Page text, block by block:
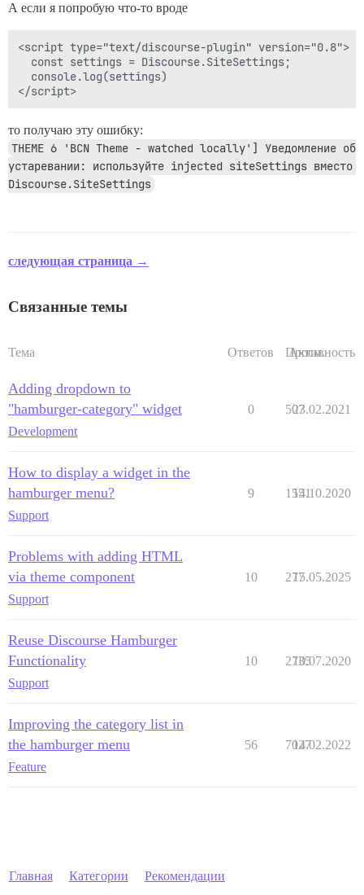
А если я попробую что-то вроде
<script type="text/discourse-plugin" version="0.8">
  const settings = Discourse.SiteSettings;
  console.log(settings)
то получаю эту ошибку:
THEME 6 'BCN Theme - watched locally'] Уведомление об
устаревании: используйте injected siteSettings вместо
Discourse.SiteSettings
следующая страница →
Связанные темы
Тема Ответов Просм.
Активность
Adding dropdown to
"hamburger-category" widget
Development
0 507
23.02.2021
How to display a widget in the
hamburger menu?
Support
9 1551
14.10.2020
Problems with adding HTML
via theme component
Support
10 277
15.05.2025
Reuse Discourse Hamburger
Functionality
Support
10 2735
10.07.2020
Improving the category list in
the hamburger menu
Feature
56 7027
14.02.2022
Главная Категории Рекомендации